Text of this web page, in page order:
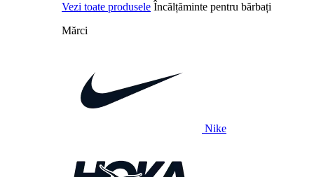
Vezi toate produsele Încălțăminte pentru bărbați
Mărci
Nike